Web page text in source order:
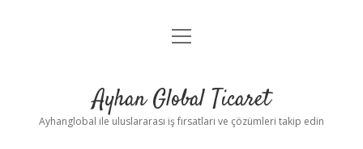
Anasayfa
Yasal Uyarı
menüyü
Ayhan Global Ticaret
Ayhanglobal ile uluslararası iş fırsatları ve çözümleri takip edin